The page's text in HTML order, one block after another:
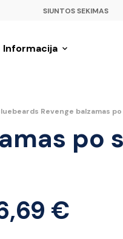
SIUNTOS SEKIMAS
Informacija
Revenge balzamas
po
€